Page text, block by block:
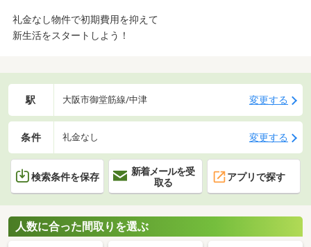
礼金なし物件で初期費用を抑えて
新生活をスタートしよう！
駅 大阪市御堂筋線/中津 変更する
条件 礼金なし 変更する
検索条件を保存
新着メールを受
取る
アプリで探す
人数に合った間取りを選ぶ